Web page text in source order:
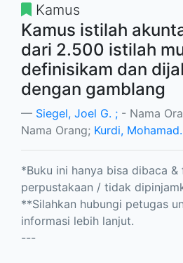
Kamus
Kamus istilah
dari 2.500 istilah
definisikam dan
dengan gamblang
Siegel, Joel G. ; - Nama
Nama Orang; Kurdi, Mohamad.
*Buku ini hanya bisa dibaca
perpustakaan / tidak
**Silahkan hubungi petugas
informasi lebih lanjut.
---